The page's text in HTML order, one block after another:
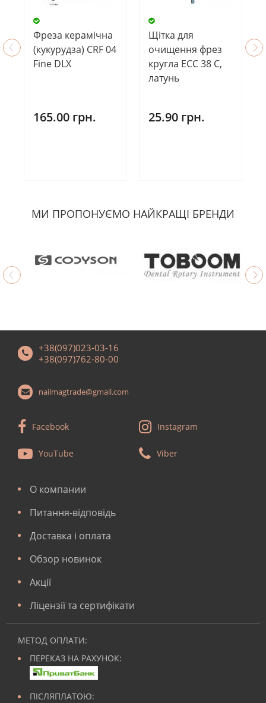
Фреза керамічна
(кукурудза) CRF 04
Fine DLX
165.00 грн.
Щітка для
очищення фрез
кругла ECC 38 C,
латунь
25.90 грн.
МИ ПРОПОНУЄМО НАЙКРАЩІ БРЕНДИ
+38(097)023-03-16
+38(097)762-80-00
nailmagtrade@gmail.com
Facebook Instagram
YouTube Viber
О компании
Питання-відповідь
Доставка і оплата
Обзор новинок
Акції
Ліцензії та сертифікати
МЕТОД ОПЛАТИ:
ПЕРЕКАЗ НА РАХУНОК:
ПІСЛЯПЛАТОЮ: